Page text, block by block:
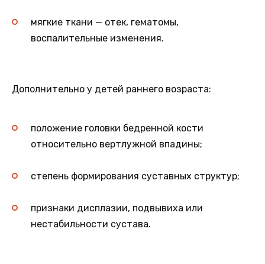
мягкие ткани — отек, гематомы,
воспалительные изменения.
Дополнительно у детей раннего возраста:
положение головки бедренной кости
относительно вертлужной впадины;
степень формирования суставных структур;
признаки дисплазии, подвывиха или
нестабильности сустава.